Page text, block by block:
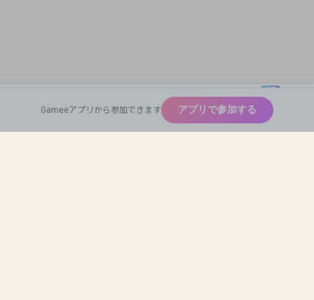
Auto Match
注目
広めたい
神ゲー
Gameeアプリから参加できます アプリで参加する